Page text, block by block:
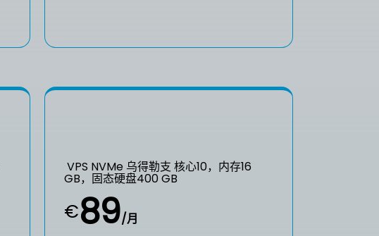
VPS NVMe 乌得勒支 核心10，内存16
GB，固态硬盘400 GB
€89/月